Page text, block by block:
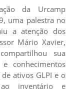
da Urcamp
uma palestra no
a atenção dos
Mário Xavier,
sua
conhecimentos
ativos GLPI e o
ao inventário e